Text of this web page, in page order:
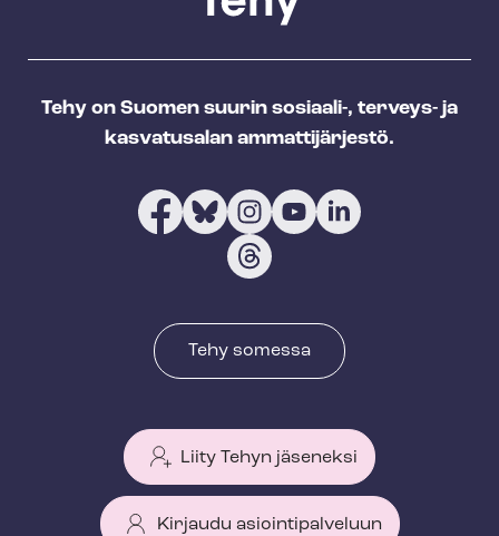
Tehy on Suomen suurin sosiaali-, terveys- ja
kasvatusalan ammattijärjestö.
Tehy somessa
Liity Tehyn jäseneksi
Kirjaudu asiointipalveluun